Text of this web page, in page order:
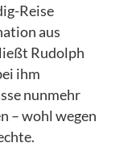
Reise
aus
Rudolph
ihm
nunmehr
– wohl wegen